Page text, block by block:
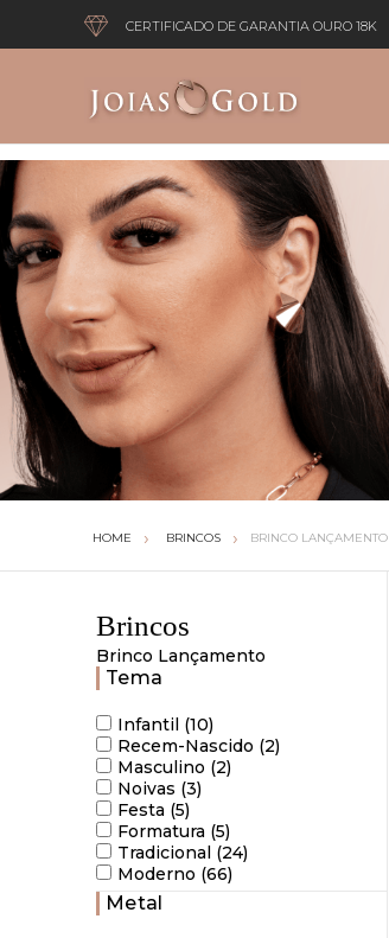
CERTIFICADO DE GARANTIA OURO 18K
BRINCOS BRINCO LANÇAMENTO
Brincos
Brinco Lançamento
Tema
Infantil (10)
Recem-Nascido (2)
Masculino (2)
Noivas (3)
Festa (5)
Formatura (5)
Tradicional (24)
Moderno (66)
Metal